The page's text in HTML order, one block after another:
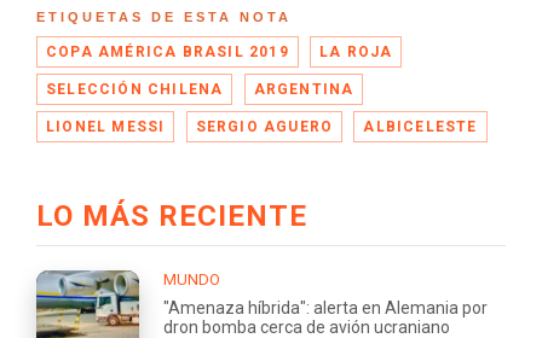
ETIQUETAS DE ESTA NOTA
COPA AMÉRICA BRASIL 2019 LA ROJA
SELECCIÓN CHILENA ARGENTINA
LIONEL MESSI SERGIO AGUERO ALBICELESTE
LO MÁS RECIENTE
MUNDO
"Amenaza híbrida": alerta en Alemania por
dron bomba cerca de avión ucraniano